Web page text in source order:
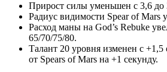
Прирост силы уменьшен с 3,6 до
Радиус видимости Spear of Mars
Расход маны на God’s Rebuke
65/70/75/80.
Талант 20 уровня изменен с
от Spears of Mars на +1 секунду.